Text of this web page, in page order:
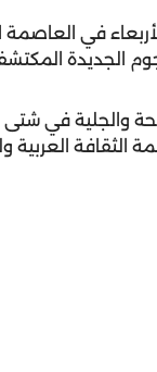
في العاصمة
عام 1919 عن تسمية أحد النجوم
والجلية في
الثقافة